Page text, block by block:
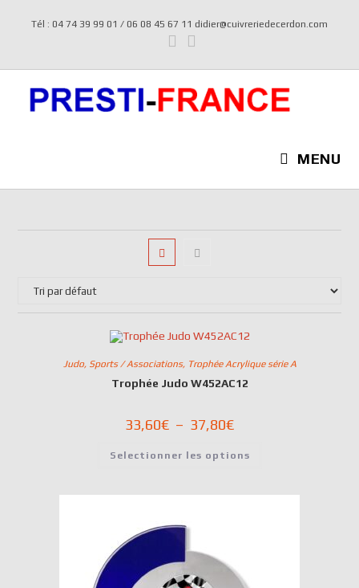
Tél : 04 74 39 99 01 / 06 08 45 67 11 didier@cuivreriedecerdon.com
MENU
Judo, Sports / Associations, Trophée Acrylique série A
Trophée Judo W452AC12
33,60€ – 37,80€
Selectionner les options